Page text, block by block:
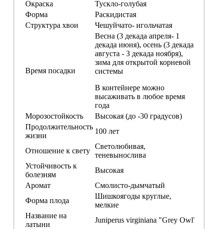
Окраска
Тускло-голубая
Форма
Раскидистая
Структура хвои
Чешуйчато- игольчатая
Время посадки
Весна (3 декада апреля- 1
декада июня), осень (3 декада
августа - 3 декада ноября),
зима для открытой корневой
системы
В контейнере можно
высаживать в любое время
года
Морозостойкость
Высокая (до -30 градусов)
Продолжительность
жизни
100 лет
Отношение к свету
Светолюбивая,
теневынослива
Устойчивость к
болезням
Высокая
Аромат
Смолисто-дымчатый
Форма плода
Шишкоягоды круглые,
мелкие
Название на
латыни
Juniperus virginiana "Grey Owl"